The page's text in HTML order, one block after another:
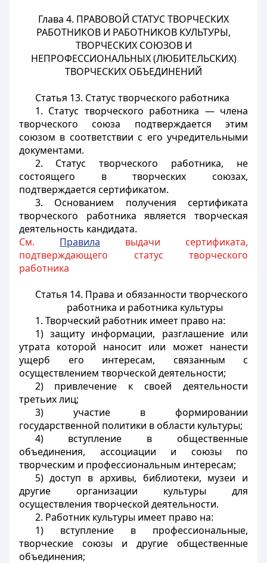
Глава 4. ПРАВОВОЙ СТАТУС ТВОРЧЕСКИХ
РАБОТНИКОВ И РАБОТНИКОВ КУЛЬТУРЫ,
ТВОРЧЕСКИХ СОЮЗОВ И
НЕПРОФЕССИОНАЛЬНЫХ (ЛЮБИТЕЛЬСКИХ)
ТВОРЧЕСКИХ ОБЪЕДИНЕНИЙ
Статья 13. Статус творческого работника
1. Статус творческого работника — члена
творческого союза подтверждается этим
союзом в соответствии с его учредительными
документами.
2. Статус творческого работника, не
состоящего в творческих союзах,
подтверждается сертификатом.
3. Основанием получения сертификата
творческого работника является творческая
деятельность кандидата.
См. Правила выдачи сертификата,
подтверждающего статус творческого
работника
Статья 14. Права и обязанности творческого
работника и работника культуры
1. Творческий работник имеет право на:
1) защиту информации, разглашение или
утрата которой наносит или может нанести
ущерб его интересам, связанным с
осуществлением творческой деятельности;
2) привлечение к своей деятельности
третьих лиц;
3) участие в формировании
государственной политики в области культуры;
4) вступление в общественные
объединения, ассоциации и союзы по
творческим и профессиональным интересам;
5) доступ в архивы, библиотеки, музеи и
другие организации культуры для
осуществления творческой деятельности.
2. Работник культуры имеет право на:
1) вступление в профессиональные,
творческие союзы и другие общественные
объединения;